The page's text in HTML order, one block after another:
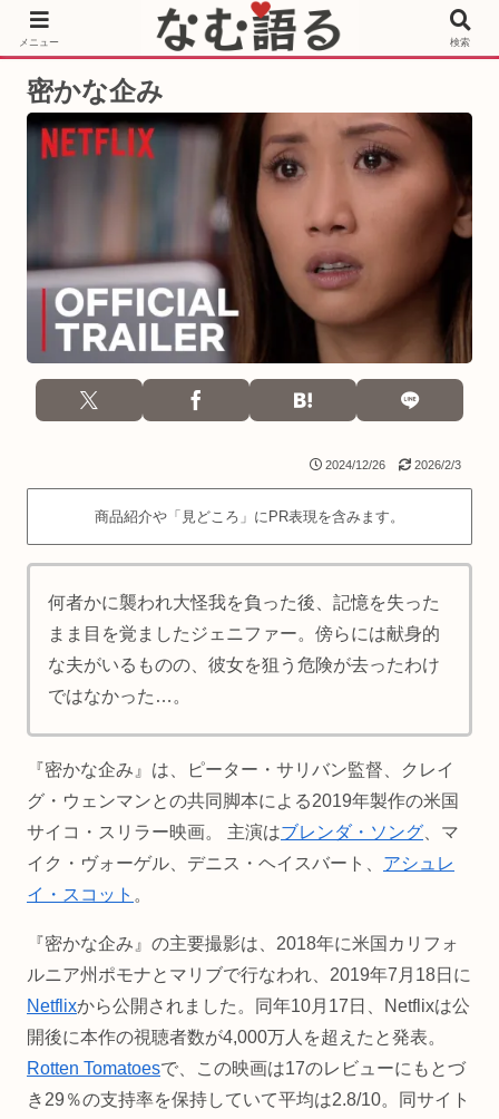
［PR］Prime Video もっと観るならサブスクリプション
密かな企み
2024/12/26 2026/2/3
商品紹介や「見どころ」にPR表現を含みます。
何者かに襲われ大怪我を負った後、記憶を失った
まま目を覚ましたジェニファー。傍らには献身的
な夫がいるものの、彼女を狙う危険が去ったわけ
ではなかった…。
『密かな企み』は、ピーター・サリバン監督、クレイ
グ・ウェンマンとの共同脚本による2019年製作の米国
サイコ・スリラー映画。 主演はブレンダ・ソング 、マ
イク・ヴォーゲル、デニス・ヘイスバート、 アシュレ
イ・スコット 。
『密かな企み』の主要撮影は、2018年に米国カリフォ
ルニア州ポモナとマリブで行なわれ、2019年7月18日に
Netflixから公開されました。同年10月17日、Netflixは公
開後に本作の視聴者数が4,000万人を超えたと発表。
Rotten Tomatoesで、この映画は17のレビューにもとづ
き29％の支持率を保持していて平均は2.8/10。同サイト
メニュー 検索